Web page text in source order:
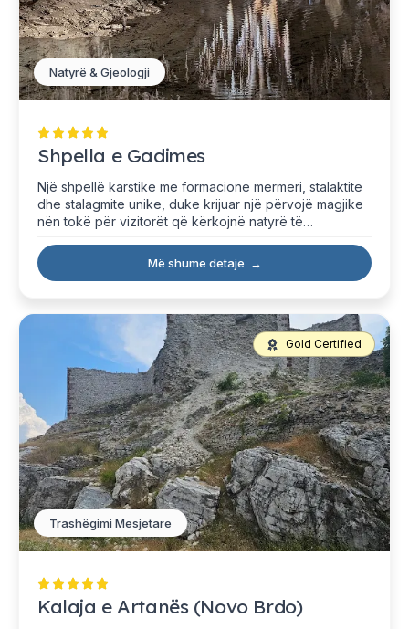
Natyrë & Gjeologji
Shpella e Gadimes
Një shpellë karstike me formacione mermeri, stalaktite
dhe stalagmite unike, duke krijuar një përvojë magjike
nën tokë për vizitorët që kërkojnë natyrë të
Më shume detaje →
Gold Certified
Trashëgimi Mesjetare
Kalaja e Artanës (Novo Brdo)